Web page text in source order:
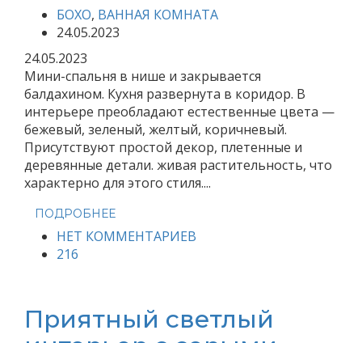
БОХО, ВАННАЯ КОМНАТА
24.05.2023
24.05.2023
Мини-спальня в нише и закрывается
балдахином. Кухня развернута в коридор. В
интерьере преобладают естественные цвета —
бежевый, зеленый, желтый, коричневый.
Присутствуют простой декор, плетенные и
деревянные детали. живая растительность, что
характерно для этого стиля....
ПОДРОБНЕЕ
НЕТ КОММЕНТАРИЕВ
216
Приятный светлый